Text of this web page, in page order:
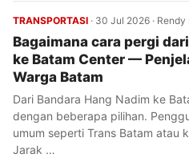
TRANSPORTASI · 30 Jul 2026 · Rendy
Bagaimana cara pergi
ke Batam Center —
Warga Batam
Dari Bandara Hang Nadim ke
dengan beberapa pilihan.
umum seperti Trans Batam atau
Jarak …